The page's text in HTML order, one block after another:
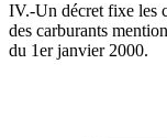
IV.-Un décret fixe les
des carburants
du 1er janvier 2000.